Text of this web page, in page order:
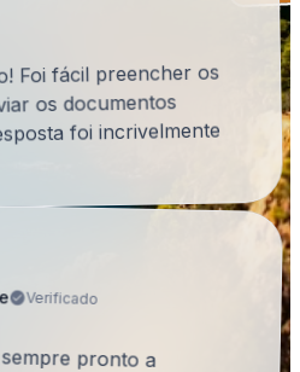
Foi fácil preencher os
os documentos
foi incrivelmente
Verificado
pronto a
Recebi todos